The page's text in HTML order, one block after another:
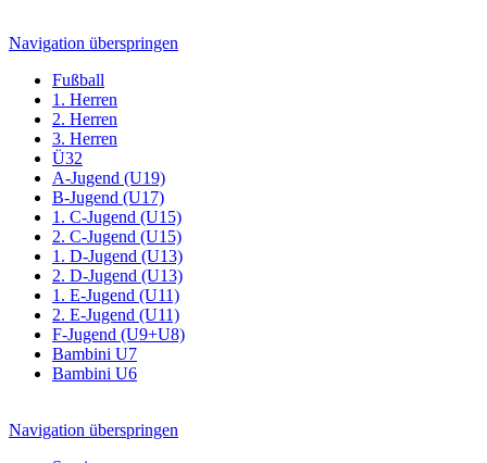
Navigation überspringen
Fußball
1. Herren
2. Herren
3. Herren
Ü32
A-Jugend (U19)
B-Jugend (U17)
1. C-Jugend (U15)
2. C-Jugend (U15)
1. D-Jugend (U13)
2. D-Jugend (U13)
1. E-Jugend (U11)
2. E-Jugend (U11)
F-Jugend (U9+U8)
Bambini U7
Bambini U6
Navigation überspringen